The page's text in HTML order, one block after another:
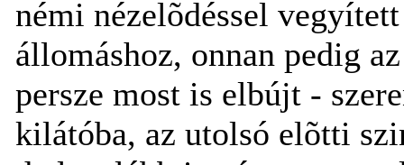
némi nézelõdéssel
állomáshoz, onnan pedig
persze most is elbújt -
kilátóba, az utolsó elõtti